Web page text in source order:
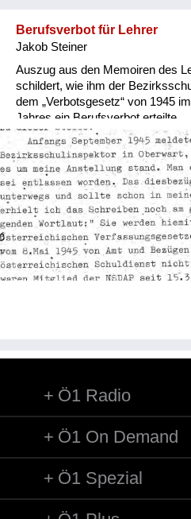
Wohnen
Berufsverbot für Lehrer
Jakob Steiner
Auszug aus den Memoiren des
schildert, wie ihm der
dem „Verbotsgesetz“ von 1945
Jahres ein Berufsverbot erteilte.
Ö1 Radio
Ö1 On Demand
Ö1 Spezial